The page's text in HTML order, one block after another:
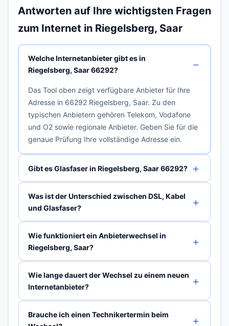
Antworten auf Ihre wichtigsten Fragen
zum Internet in Riegelsberg, Saar
Welche Internetanbieter gibt es in
Riegelsberg, Saar 66292?
Das Tool oben zeigt verfügbare Anbieter für Ihre
Adresse in 66292 Riegelsberg, Saar. Zu den
typischen Anbietern gehören Telekom, Vodafone
und O2 sowie regionale Anbieter. Geben Sie für die
genaue Prüfung Ihre vollständige Adresse ein.
Gibt es Glasfaser in Riegelsberg, Saar 66292?
Was ist der Unterschied zwischen DSL, Kabel
und Glasfaser?
Wie funktioniert ein Anbieterwechsel in
Riegelsberg, Saar?
Wie lange dauert der Wechsel zu einem neuen
Internetanbieter?
Brauche ich einen Technikertermin beim